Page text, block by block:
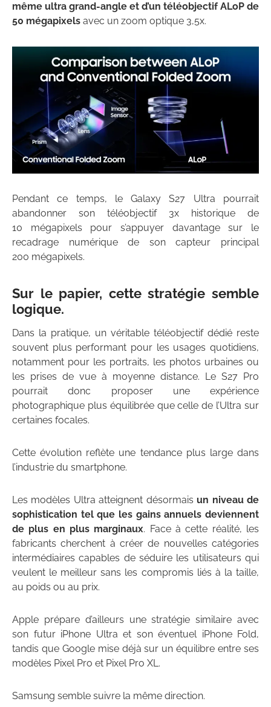
même ultra grand-angle et d’un téléobjectif ALoP de
50 mégapixels avec un zoom optique 3,5x.
Pendant ce temps, le Galaxy S27 Ultra pourrait
abandonner son téléobjectif 3x historique de
10 mégapixels pour s’appuyer davantage sur le
recadrage numérique de son capteur principal
200 mégapixels.
Sur le papier, cette stratégie semble
logique.
Dans la pratique, un véritable téléobjectif dédié reste
souvent plus performant pour les usages quotidiens,
notamment pour les portraits, les photos urbaines ou
les prises de vue à moyenne distance. Le S27 Pro
pourrait donc proposer une expérience
photographique plus équilibrée que celle de l’Ultra sur
certaines focales.
Cette évolution reflète une tendance plus large dans
l’industrie du smartphone.
Les modèles Ultra atteignent désormais un niveau de
sophistication tel que les gains annuels deviennent
de plus en plus marginaux. Face à cette réalité, les
fabricants cherchent à créer de nouvelles catégories
intermédiaires capables de séduire les utilisateurs qui
veulent le meilleur sans les compromis liés à la taille,
au poids ou au prix.
Apple prépare d’ailleurs une stratégie similaire avec
son futur iPhone Ultra et son éventuel iPhone Fold,
tandis que Google mise déjà sur un équilibre entre ses
modèles Pixel Pro et Pixel Pro XL.
Samsung semble suivre la même direction.